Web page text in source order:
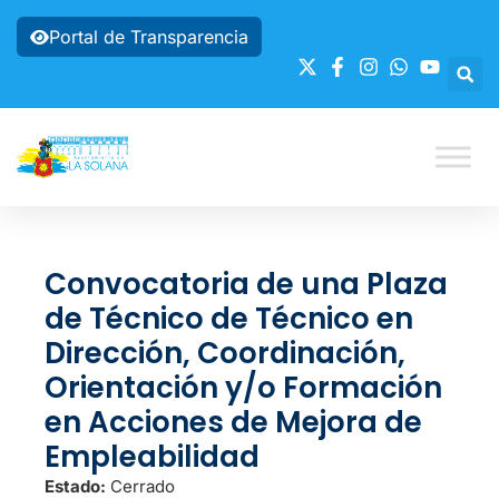
Portal de Transparencia
Convocatoria de una Plaza
de Técnico de Técnico en
Dirección, Coordinación,
Orientación y/o Formación
en Acciones de Mejora de
Empleabilidad
Estado: Cerrado